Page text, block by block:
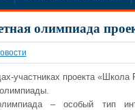
олимпиада
участниках проекта
– особый тип